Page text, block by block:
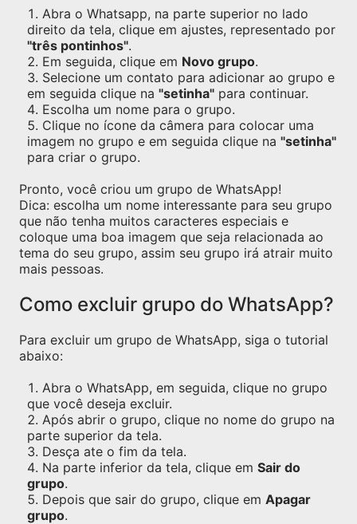
Abra o Whatsapp, na parte superior no lado
direito da tela, clique em ajustes, representado por
"três pontinhos".
Em seguida, clique em Novo grupo.
Selecione um contato para adicionar ao grupo e
em seguida clique na "setinha" para continuar.
Escolha um nome para o grupo.
Clique no ícone da câmera para colocar uma
imagem no grupo e em seguida clique na "setinha"
para criar o grupo.
Pronto, você criou um grupo de WhatsApp!
Dica: escolha um nome interessante para seu grupo
que não tenha muitos caracteres especiais e
coloque uma boa imagem que seja relacionada ao
tema do seu grupo, assim seu grupo irá atrair muito
mais pessoas.
Como excluir grupo do WhatsApp?
Para excluir um grupo de WhatsApp, siga o tutorial
abaixo:
Abra o WhatsApp, em seguida, clique no grupo
que você deseja excluir.
Após abrir o grupo, clique no nome do grupo na
parte superior da tela.
Desça ate o fim da tela.
Na parte inferior da tela, clique em Sair do
grupo.
Depois que sair do grupo, clique em Apagar
grupo.